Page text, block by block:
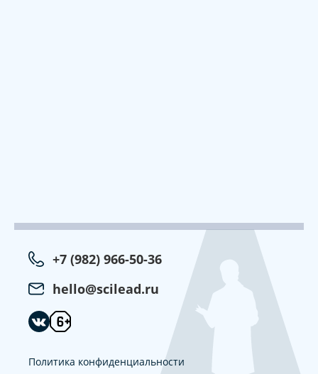
+7 (982) 966-50-36
hello@scilead.ru
Политика конфиденциальности